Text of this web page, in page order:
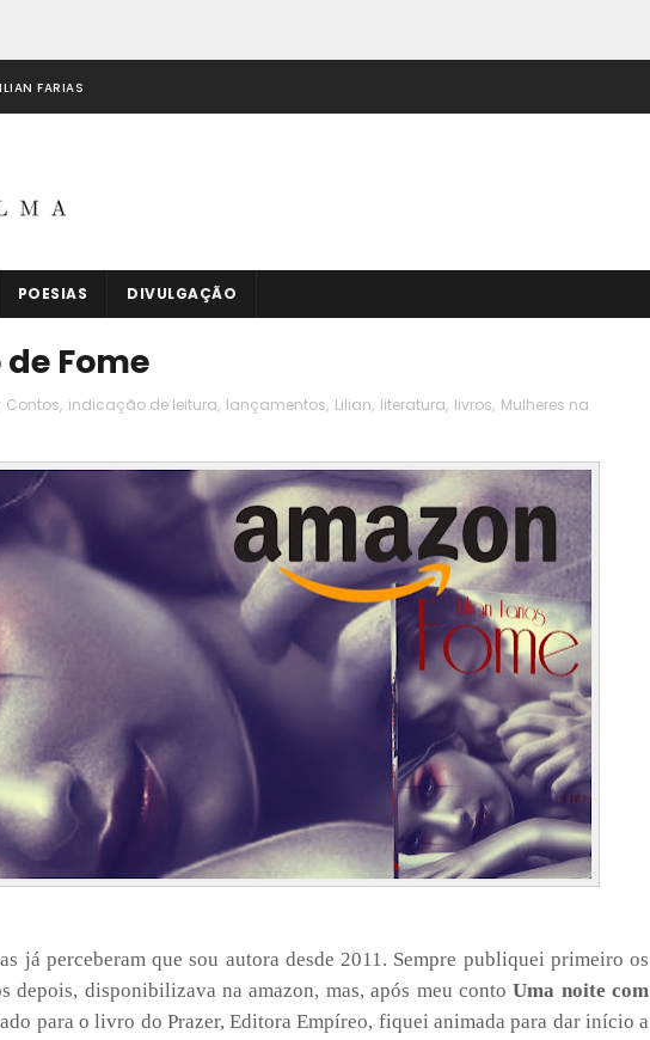
FARIAS
POESIAS DIVULGAÇÃO
Fome
Contos, indicação de leitura, lançamentos, Lilian, literatura, livros, Mulheres na
já perceberam que sou autora desde 2011. Sempre publiquei primeiro os
depois, disponibilizava na amazon, mas, após meu contoUma noite com
para o livro do Prazer, Editora Empíreo, fiquei animada para dar início a